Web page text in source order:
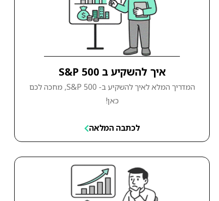
איך להשקיע ב S&P 500
המדריך המלא לאיך להשקיע ב- S&P 500, מחכה לכם
כאן!
לכתבה המלאה